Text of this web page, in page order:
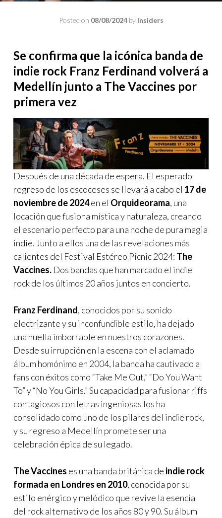
Posted on 08/08/2024by Insiders
Se confirma que la icónica banda de
indie rock Franz Ferdinand volverá a
Medellín junto a The Vaccines por
primera vez
Después de una década de espera. El esperado
regreso de los escoceses se llevará a cabo el 17 de
noviembre de 2024en el Orquideorama, una
locación que fusiona mística y naturaleza, creando
el escenario perfecto para una noche de pura magia
indie. Junto a ellos una de las revelaciones más
calientes del Festival Estéreo Picnic 2024: The
Vaccines. Dos bandas que han marcado el indie
rock de los últimos 20 años juntos en concierto.
Franz Ferdinand, conocidos por su sonido
electrizante y su inconfundible estilo, ha dejado
una huella imborrable en nuestros corazones.
Desde su irrupción en la escena con el aclamado
álbum homónimo en 2004, la banda ha cautivado a
fans con éxitos como “Take Me Out,” “Do You Want
To” y “No You Girls.” Su capacidad para fusionar riffs
contagiosos con letras ingeniosas los ha
consolidado como uno de los pilares del indie rock,
y su regreso a Medellín promete ser una
celebración épica de su legado.
The Vaccines es una banda británica de indie rock
formada en Londres en 2010, conocida por su
estilo enérgico y melódico que revive la esencia
del rock alternativo de los años 80 y 90. Su álbum